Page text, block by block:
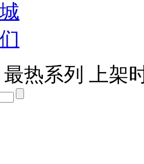
最热系列 上架